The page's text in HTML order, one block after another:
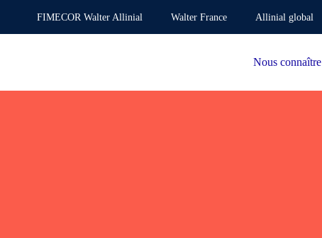
FIMECOR Walter Allinial Walter France Allinial global
Nous connaître